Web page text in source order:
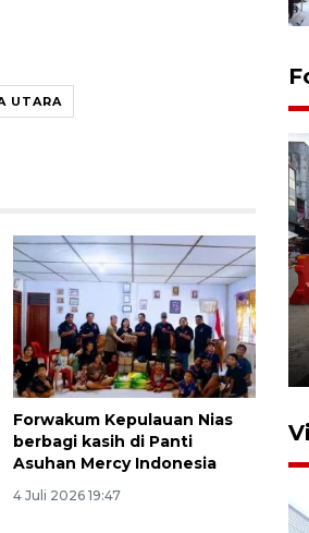
UTARA
Forwakum Kepulauan Nias
berbagi kasih di Panti
Asuhan Mercy Indonesia
4 Juli 2026 19:47
SPT Tahunan di
15:34